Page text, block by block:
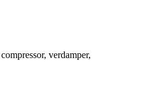
verdamper,